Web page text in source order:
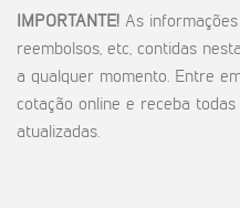
IMPORTANTE! As
reembolsos, etc, contidas
a qualquer momento. Entre
cotação online e receba
atualizadas.